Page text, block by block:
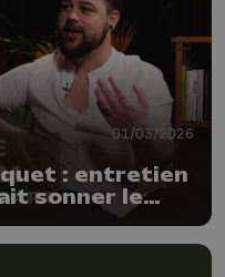
01/03/2026
: entretien
sonner le